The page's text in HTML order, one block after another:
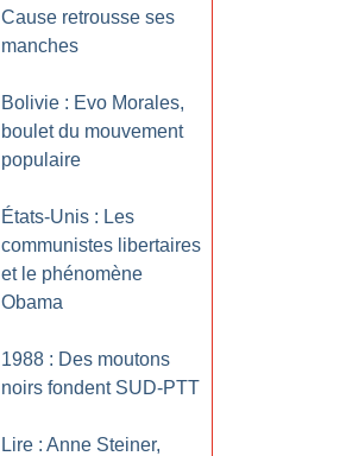
Cause retrousse ses
manches
Bolivie : Evo Morales,
boulet du mouvement
populaire
États-Unis : Les
communistes libertaires
et le phénomène
Obama
1988 : Des moutons
noirs fondent SUD-PTT
Lire : Anne Steiner,